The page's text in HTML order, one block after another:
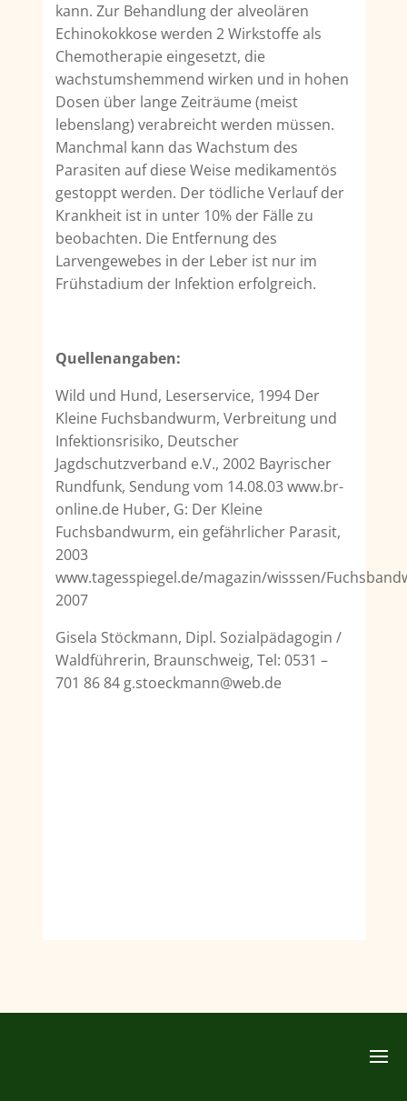
kann. Zur Behandlung der alveolären
Echinokokkose werden 2 Wirkstoffe als
Chemothe­rapie eingesetzt, die
wachstumshemmend wirken und in hohen
Dosen über lange Zeiträume (meist
lebenslang) verabreicht werden müssen.
Manchmal kann das Wachstum des
Parasiten auf diese Weise medikamentös
gestoppt werden. Der tödliche Verlauf der
Krankheit ist in unter 10% der Fälle zu
beobachten. Die Entfernung des
Larvengewebes in der Leber ist nur im
Frühstadium der Infektion erfolgreich.
Quellenangaben:
Wild und Hund, Leserservice, 1994 Der
Kleine Fuchsbandwurm, Verbreitung und
Infektionsrisiko, Deutscher
Jagdschutzverband e.V., 2002 Bayrischer
Rundfunk, Sendung vom 14.08.03 www.br-
online.de Huber, G: Der Kleine
Fuchsbandwurm, ein gefährlicher Parasit,
2003
www.tagesspiegel.de/magazin/wisssen/
2007
Gisela Stöckmann, Dipl. Sozialpädagogin /
Waldführerin, Braunschweig, Tel: 0531 –
701 86 84 g.stoeckmann@web.de